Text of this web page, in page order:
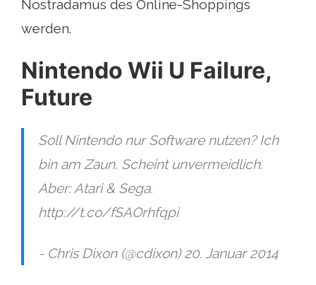
Nostradamus des Online-Shoppings
werden.
Nintendo Wii U Failure,
Future
Soll Nintendo nur Software nutzen? Ich
bin am Zaun. Scheint unvermeidlich.
Aber: Atari & Sega.
http://t.co/fSAOrhfqpi
- Chris Dixon (@cdixon) 20. Januar 2014